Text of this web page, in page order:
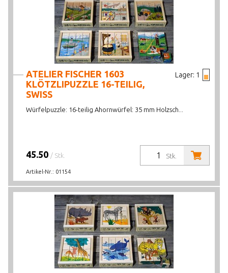
Lager: 1
ATELIER FISCHER 1603
KLÖTZLIPUZZLE 16-TEILIG,
SWISS
Würfelpuzzle: 16-teilig Ahornwürfel: 35 mm Holzsch...
Stk.
45.50 / Stk.
Artikel-Nr.: 01154